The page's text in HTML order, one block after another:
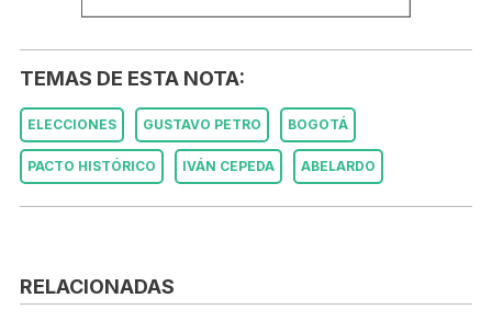
TEMAS DE ESTA NOTA:
ELECCIONES GUSTAVO PETRO BOGOTÁ
PACTO HISTÓRICO IVÁN CEPEDA ABELARDO
RELACIONADAS